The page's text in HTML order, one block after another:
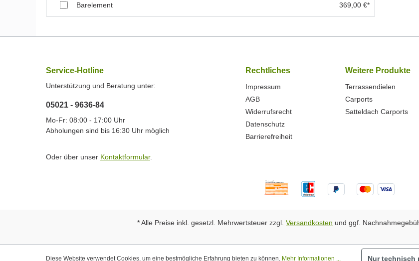
Barelement 369,00 €*
Service-Hotline
Unterstützung und Beratung unter:
05021 - 9636-84
Mo-Fr: 08:00 - 17:00 Uhr
Abholungen sind bis 16:30 Uhr möglich
Oder über unser Kontaktformular.
Rechtliches
Impressum
AGB
Widerrufsrecht
Datenschutz
Barrierefreiheit
Weitere Produkte
Terrassendielen
Carports
Satteldach Carports
* Alle Preise inkl. gesetzl. Mehrwertsteuer zzgl. Versandkosten und ggf.
Diese Website verwendet Cookies, um eine bestmögliche Erfahrung bieten zu können. Mehr Informationen ... Nur technisch